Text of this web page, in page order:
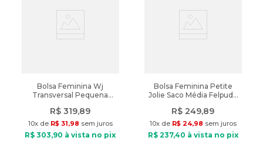
Bolsa Feminina Wj
Transversal Pequena
R$ 319,89
10x de R$ 31,98 sem juros
R$ 303,90 à vista no pix
Bolsa Feminina Petite
Jolie Saco Média Felpuda
R$ 249,89
10x de R$ 24,98 sem juros
R$ 237,40 à vista no pix